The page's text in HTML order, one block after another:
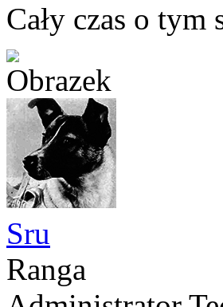
Cały czas o
Sru
Ranga